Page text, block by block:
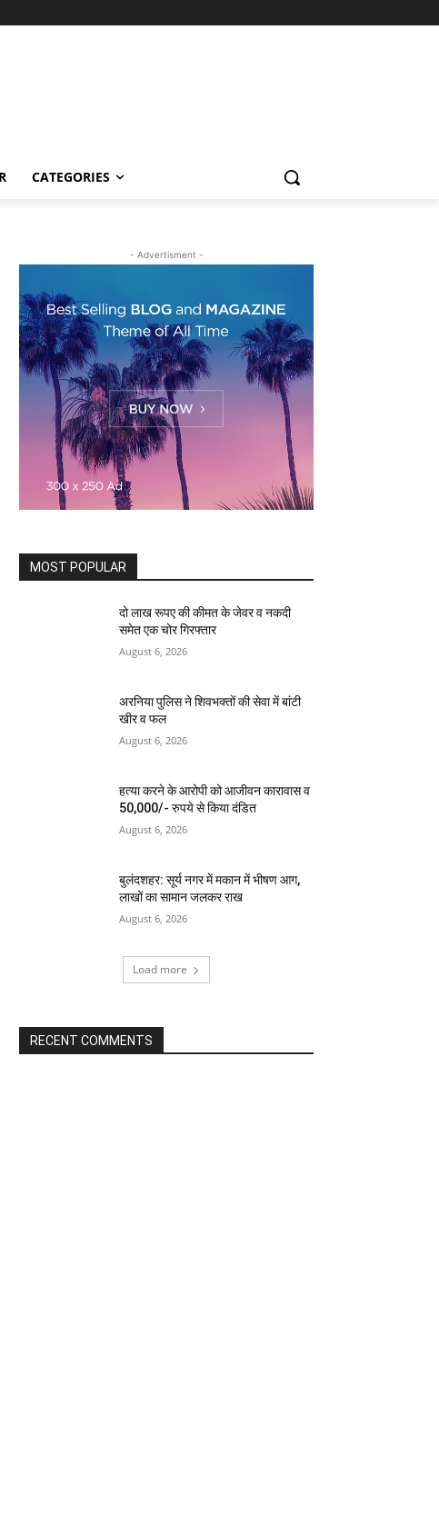
CATEGORIES
- Advertisment -
MOST POPULAR
दो लाख रूपए की कीमत के जेवर व नकदी
समेत एक चोर गिरफ्तार
August 6, 2026
अरनिया पुलिस ने शिवभक्तों की सेवा में बांटी
खीर व फल
August 6, 2026
हत्या करने के आरोपी को आजीवन कारावास व
50,000/- रुपये से किया दंडित
August 6, 2026
बुलंदशहर: सूर्य नगर में मकान में भीषण आग,
लाखों का सामान जलकर राख
August 6, 2026
Load more
RECENT COMMENTS